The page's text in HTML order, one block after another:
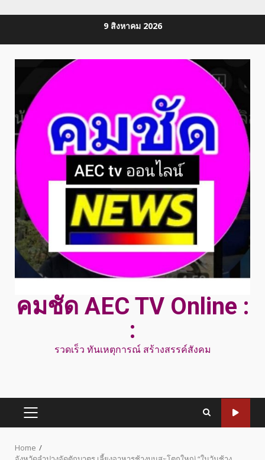
9 สิงหาคม 2026
คมชัด AEC TV Online :
:
รวดเร็ว ทันเหตุการณ์ สร้างสรรค์สังคม
PRIMARY
Home